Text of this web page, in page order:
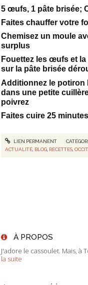
5 œufs, 1 pâte brisée;
Faites chauffer votre
Chemisez un moule
surplus
Fouettez les œufs et
sur la pâte brisée
Additionnez le potiron
dans une petite
poivrez
Faites cuire 25
LIEN PERMANENT
ACTUALITÉ BLOG RECETTES ,
À PROPOS
J'adore le cassoulet. Mais, à
la suite